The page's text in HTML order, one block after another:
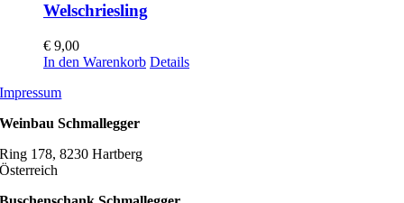
Welschriesling
€ 9,00
In den Warenkorb Details
Impressum
Weinbau Schmallegger
Ring 178, 8230 Hartberg
Österreich